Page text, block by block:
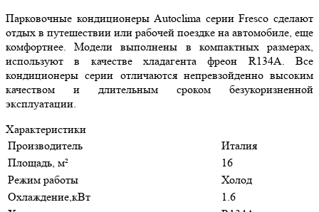
Парковочные кондиционеры Autoclima серии Fresco сделают
отдых в путешествии или рабочей поездке на автомобиле, еще
комфортнее. Модели выполнены в компактных размерах,
используют в качестве хладагента фреон R134A. Все
кондиционеры серии отличаются непревзойденно высоким
качеством и длительным сроком безукоризненной
эксплуатации.
Характеристики
Производитель
Италия
Площадь, м²
16
Режим работы
Холод
Охлаждение,кВт
1.6